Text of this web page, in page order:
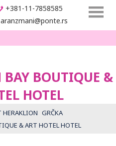
+381-11-7858585
aranzmani@ponte.rs
BOUTIQUE &
HOTEL
HERAKLION GRČKA
& ART HOTEL HOTEL